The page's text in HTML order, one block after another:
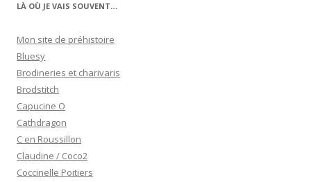
LÀ OÙ JE VAIS SOUVENT…
Mon site de préhistoire
Bluesy
Brodineries et charivaris
Brodstitch
Capucine O
Cathdragon
C en Roussillon
Claudine / Coco2
Coccinelle Poitiers